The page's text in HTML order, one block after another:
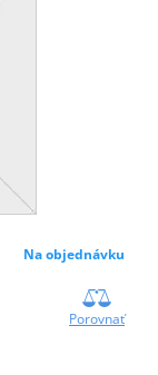
Na objednávku
Porovnať